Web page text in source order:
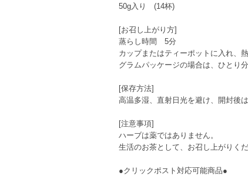
50g入り (14杯)
[お召し上がり方]
蒸らし時間 5分
カップまたはティーポットに入れ、
グラムパッケージの場合は、ひとり
[保存方法]
高温多湿、直射日光を避け、開封後
[注意事項]
ハーブは薬ではありません。
生活のお茶として、お召し上がりく
●クリックポスト対応可能商品●